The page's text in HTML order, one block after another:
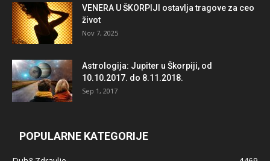
VENERA U ŠKORPIJI ostavlja tragove za ceo
život
Nov 7, 2025
Astrologija: Jupiter u Škorpiji, od
10.10.2017. do 8.11.2018.
Sep 1, 2017
POPULARNE KATEGORIJE